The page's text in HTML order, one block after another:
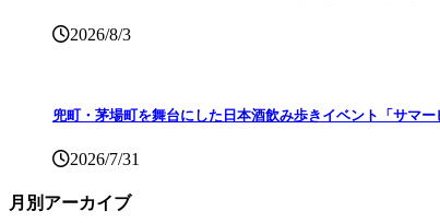
2026/8/3
兜町・茅場町を舞台にした日本酒飲み歩きイベント「サマ
2026/7/31
月別アーカイブ